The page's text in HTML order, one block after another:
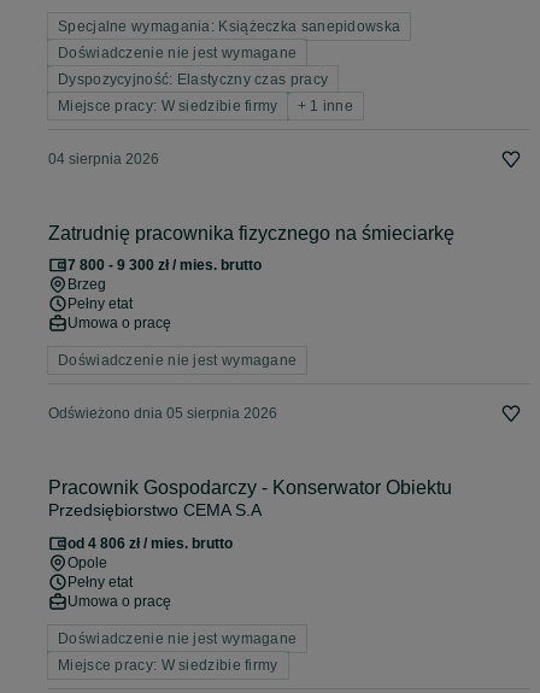
Specjalne wymagania: Książeczka sanepidowska
Doświadczenie nie jest wymagane
Dyspozycyjność: Elastyczny czas pracy
Miejsce pracy: W siedzibie firmy
+ 1 inne
04 sierpnia 2026
Zatrudnię pracownika fizycznego na śmieciarkę
7 800 - 9 300 zł / mies. brutto
Brzeg
Pełny etat
Umowa o pracę
Doświadczenie nie jest wymagane
Odświeżono dnia 05 sierpnia 2026
Pracownik Gospodarczy - Konserwator Obiektu
Przedsiębiorstwo CEMA S.A
od 4 806 zł / mies. brutto
Opole
Pełny etat
Umowa o pracę
Doświadczenie nie jest wymagane
Miejsce pracy: W siedzibie firmy